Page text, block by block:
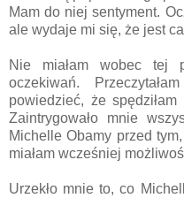
Mam do niej sentyment.
ale wydaje mi się, że jest
Nie miałam wobec tej
oczekiwań.
powiedzieć, że
Zaintrygowało mnie
Michelle Obamy przed
miałam wcześniej
Urzekło mnie to, co